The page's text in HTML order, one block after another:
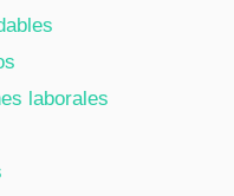
laborales